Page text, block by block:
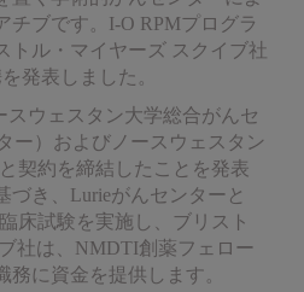
チブです。I-O RPMプログラ
トル・マイヤーズ スクイブ社
発表しました。
スウェスタン大学総合がんセ
ー）およびノースウェスタン
契約を締結したことを発表
づき、Lurieがんセンターと
床試験を実施し、ブリスト
社は、NMDTI創薬フェロー
務に資金を提供します。